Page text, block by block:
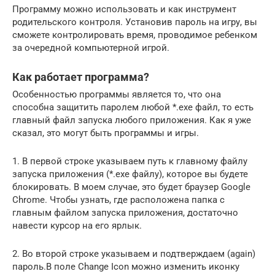
Программу можно использовать и как инструмент
родительского контроля. Установив пароль на игру, вы
сможете контролировать время, проводимое ребенком
за очередной компьютерной игрой.
Как работает программа?
Особенностью программы является то, что она
способна защитить паролем любой *.ехе файл, то есть
главный файл запуска любого приложения. Как я уже
сказал, это могут быть программы и игры.
1. В первой строке указываем путь к главному файлу
запуска приложения (*.ехе файлу), которое вы будете
блокировать. В моем случае, это будет браузер Google
Chrome. Чтобы узнать, где расположена папка c
главным файлом запуска приложения, достаточно
навести курсор на его ярлык.
2. Во второй строке указываем и подтверждаем (again)
пароль.В поле Change Icon можно изменить иконку